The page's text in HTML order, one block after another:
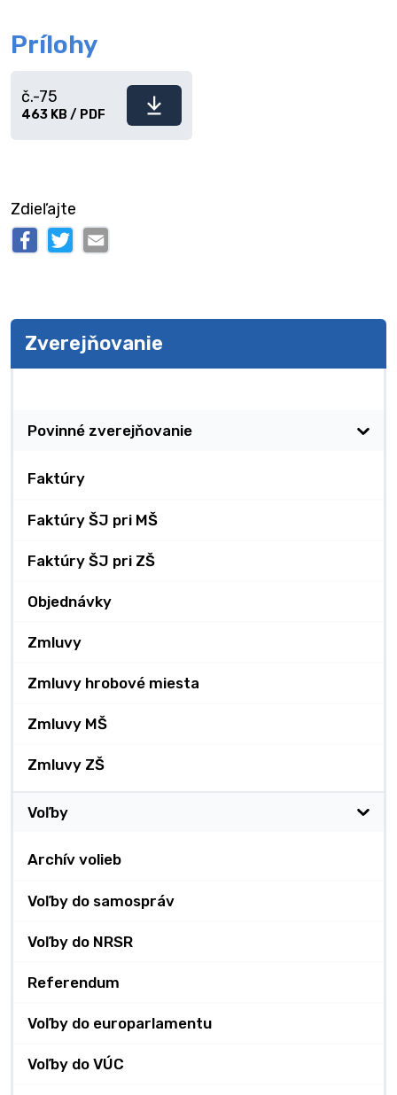
Prílohy
Stiahnuť
č.-75
463 KB / PDF
Zdieľajte
Zverejňovanie
Povinné zverejňovanie
Faktúry
Faktúry ŠJ pri MŠ
Faktúry ŠJ pri ZŠ
Objednávky
Zmluvy
Zmluvy hrobové miesta
Zmluvy MŠ
Zmluvy ZŠ
Voľby
Archív volieb
Voľby do samospráv
Voľby do NRSR
Referendum
Voľby do europarlamentu
Voľby do VÚC